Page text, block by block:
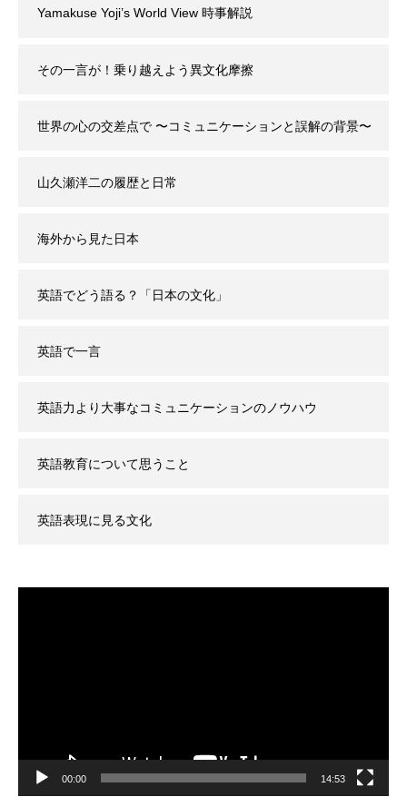
Yamakuse Yoji’s World View 時事解説
その一言が！乗り越えよう異文化摩擦
世界の心の交差点で 〜コミュニケーションと誤解の背景〜
山久瀬洋二の履歴と日常
海外から見た日本
英語でどう語る？「日本の文化」
英語で一言
英語力より大事なコミュニケーションのノウハウ
英語教育について思うこと
英語表現に見る文化
00:00 14:53